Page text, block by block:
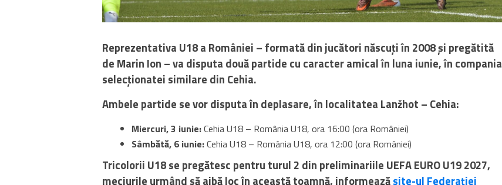
Reprezentativa U18 a României – formată din jucători născuți în 2008 și pregătită
de Marin Ion – va disputa două partide cu caracter amical în luna iunie, în compania
selecționatei similare din Cehia.
Ambele partide se vor disputa în deplasare, în localitatea Lanžhot – Cehia:
Miercuri, 3 iunie:Cehia U18 – România U18, ora 16:00 (ora României)
Sâmbătă, 6 iunie:Cehia U18 – România U18, ora 12:00 (ora României)
Tricolorii U18 se pregătesc pentru turul 2 din preliminariile UEFA EURO U19 2027,
meciurile urmând să aibă loc în această toamnă, informeazăsite-ul Federației